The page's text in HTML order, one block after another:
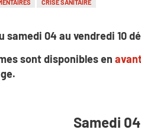
CRISE SANITAIRE
samedi 04 au vendredi 10
sont disponibles en
Samedi